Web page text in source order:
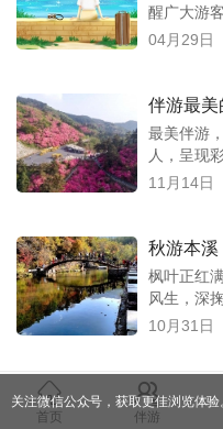
醒广大游
疫情防
04月29日
伴游最美
林环绕
最美伴游
人，呈现
11月14日
秋游本溪
攻略
枫叶正红
风生，深
溪万山红遍
10月31日
【白水寨
寨，我怕
你一定要来白
首页 伴游
关注微信公众号，获取更佳浏览体